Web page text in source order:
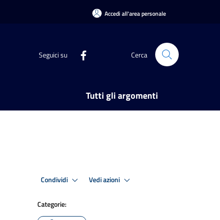
Accedi all'area personale
Seguici su Cerca
Tutti gli argomenti
Condividi Vedi azioni
Categorie: